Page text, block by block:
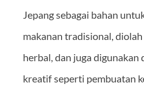
Jepang sebagai bahan
makanan tradisional,
herbal, dan juga digunakan
kreatif seperti pembuatan